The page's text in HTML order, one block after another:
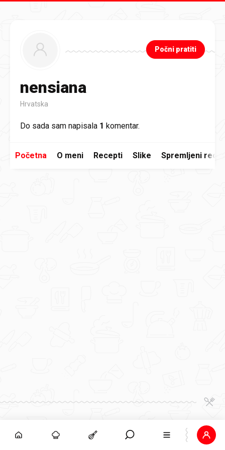
nensiana
Hrvatska
Počni pratiti
Do sada sam napisala 1 komentar.
Početna O meni Recepti Slike Spremljeni